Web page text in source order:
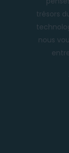
trésors
nous